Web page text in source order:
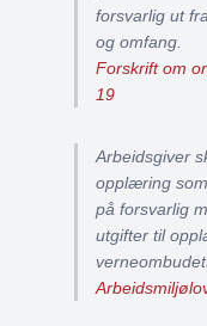
forsvarlig ut
og omfang.
Forskrift om
19
Arbeidsgiver
opplæring
på forsvarlig
utgifter til